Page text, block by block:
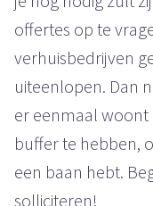
offertes op te
verhuisbedrijven
uiteenlopen. Dan
er eenmaal woont
buffer te hebben,
een baan hebt.
solliciteren!